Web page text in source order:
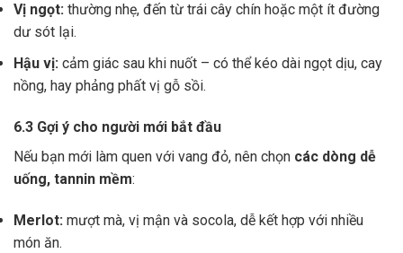
Vị ngọt: thường nhẹ, đến từ trái cây chín hoặc một ít đường
dư sót lại.
Hậu vị: cảm giác sau khi nuốt – có thể kéo dài ngọt dịu, cay
nồng, hay phảng phất vị gỗ sồi.
6.3 Gợi ý cho người mới bắt đầu
Nếu bạn mới làm quen với vang đỏ, nên chọn các dòng dễ
uống, tannin mềm:
Merlot: mượt mà, vị mận và socola, dễ kết hợp với nhiều
món ăn.